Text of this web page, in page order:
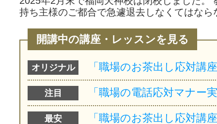
持ち主様のご都合で急遽退去しなくてはな
開講中の講座・レッスンを見る
オリジナル
注目
最安